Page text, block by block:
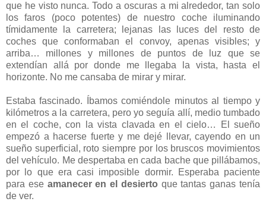
que he visto nunca. Todo a oscuras a mi alrededor, tan solo
los faros (poco potentes) de nuestro coche iluminando
tímidamente la carretera; lejanas las luces del resto de
coches que conformaban el convoy, apenas visibles; y
arriba… millones y millones de puntos de luz que se
extendían allá por donde me llegaba la vista, hasta el
horizonte. No me cansaba de mirar y mirar.
Estaba fascinado. Íbamos comiéndole minutos al tiempo y
kilómetros a la carretera, pero yo seguía allí, medio tumbado
en el coche, con la vista clavada en el cielo… El sueño
empezó a hacerse fuerte y me dejé llevar, cayendo en un
sueño superficial, roto siempre por los bruscos movimientos
del vehículo. Me despertaba en cada bache que pillábamos,
por lo que era casi imposible dormir. Esperaba paciente
para ese amanecer en el desierto que tantas ganas tenía
de ver.